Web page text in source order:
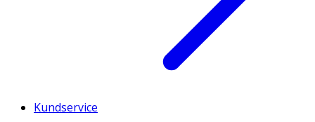
Kundservice